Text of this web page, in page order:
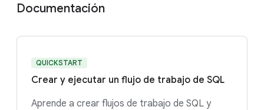
Documentación
QUICKSTART
Crear y ejecutar un flujo de trabajo de SQL
Aprende a crear flujos de trabajo de SQL y